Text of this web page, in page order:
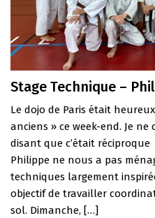
Stage Technique –
Le dojo de Paris était
anciens » ce week-end. Je
disant que c’était réciproque
Philippe ne nous a pas
techniques largement
objectif de travailler
sol. Dimanche, […]